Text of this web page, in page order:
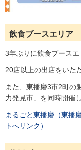
飲食ブースエリア
3年ぶりに飲食ブースエ
20店以上の出店をいた
また、東播磨3市2町の
力発見市」を同時開催
まるごと東播磨（東播
トへリンク）